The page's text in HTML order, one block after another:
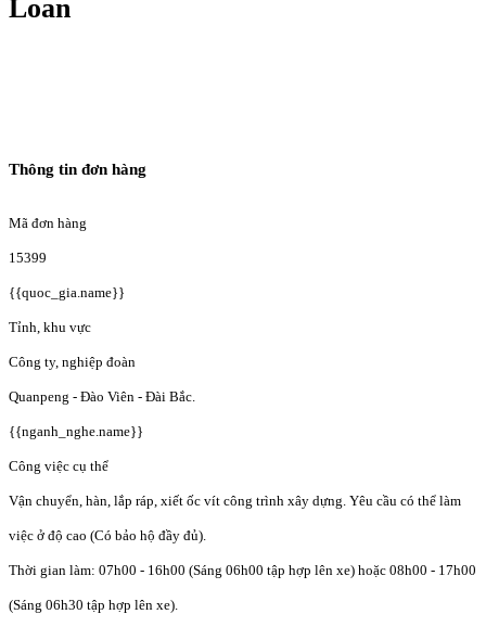
Loan
Thông tin đơn hàng
Mã đơn hàng
15399
{{quoc_gia.name}}
Tỉnh, khu vực
Công ty, nghiệp đoàn
Quanpeng - Đào Viên - Đài Bắc.
{{nganh_nghe.name}}
Công việc cụ thể
Vận chuyển, hàn, lắp ráp, xiết ốc vít công trình xây dựng. Yêu cầu có thể làm
việc ở độ cao (Có bảo hộ đầy đủ).
Thời gian làm: 07h00 - 16h00 (Sáng 06h00 tập hợp lên xe) hoặc 08h00 - 17h00
(Sáng 06h30 tập hợp lên xe).